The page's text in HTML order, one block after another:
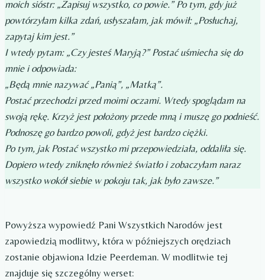
moich sióstr: „Zapisuj wszystko, co powie.” Po tym, gdy już
powtórzyłam kilka zdań, usłyszałam, jak mówił: „Posłuchaj,
zapytaj kim jest.”
I wtedy pytam: „Czy jesteś Maryją?” Postać uśmiecha się do
mnie i odpowiada:
„Będą mnie nazywać „Panią”, „Matką”.
Postać przechodzi przed moimi oczami. Wtedy spoglądam na
swoją rękę. Krzyż jest położony przede mną i muszę go podnieść.
Podnoszę go bardzo powoli, gdyż jest bardzo ciężki.
Po tym, jak Postać wszystko mi przepowiedziała, oddaliła się.
Dopiero wtedy zniknęło również światło i zobaczyłam naraz
wszystko wokół siebie w pokoju tak, jak było zawsze.”
Powyższa wypowiedź Pani Wszystkich Narodów jest
zapowiedzią modlitwy, która w późniejszych orędziach
zostanie objawiona Idzie Peerdeman. W modlitwie tej
znajduje się szczególny werset: